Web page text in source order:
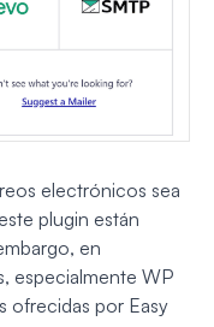
electrónicos sea
plugin están
en
especialmente WP
ofrecidas por Easy